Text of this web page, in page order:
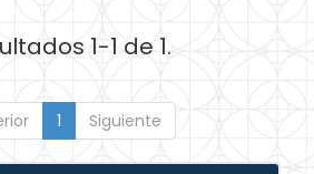
1-1 de 1.
1 Siguiente